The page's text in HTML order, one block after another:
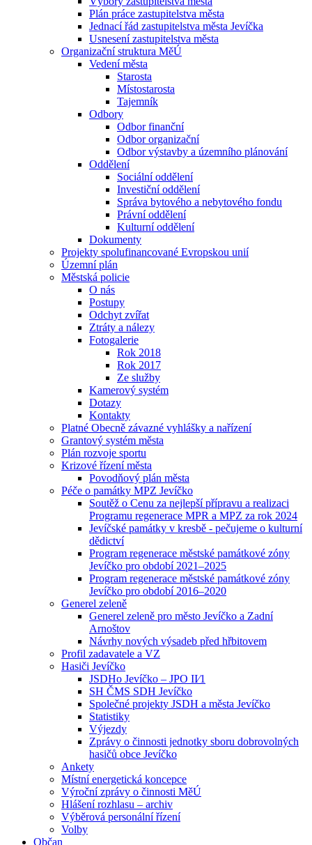
Plán práce zastupitelstva města
Jednací řád zastupitelstva města Jevíčka
Usnesení zastupitelstva města
Organizační struktura MěÚ
Vedení města
Starosta
Místostarosta
Tajemník
Odbory
Odbor finanční
Odbor organizační
Odbor výstavby a územního plánování
Oddělení
Sociální oddělení
Investiční oddělení
Správa bytového a nebytového fondu
Právní oddělení
Kulturní oddělení
Dokumenty
Projekty spolufinancované Evropskou unií
Územní plán
Městská policie
O nás
Postupy
Odchyt zvířat
Ztráty a nálezy
Fotogalerie
Rok 2018
Rok 2017
Ze služby
Kamerový systém
Dotazy
Kontakty
Platné Obecně závazné vyhlášky a nařízení
Grantový systém města
Plán rozvoje sportu
Krizové řízení města
Povodňový plán města
Péče o památky MPZ Jevíčko
Soutěž o Cenu za nejlepší přípravu a realizaci
Programu regenerace MPR a MPZ za rok 2024
Jevíčské památky v kresbě - pečujeme o kulturní
dědictví
Program regenerace městské památkové zóny
Jevíčko pro období 2021–2025
Program regenerace městské památkové zóny
Jevíčko pro období 2016–2020
Generel zeleně
Generel zeleně pro město Jevíčko a Zadní
Arnoštov
Návrhy nových výsadeb před hřbitovem
Profil zadavatele a VZ
Hasiči Jevíčko
JSDHo Jevíčko – JPO II⁄1
SH ČMS SDH Jevíčko
Společné projekty JSDH a města Jevíčko
Statistiky
Výjezdy
Zprávy o činnosti jednotky sboru dobrovolných
hasičů obce Jevíčko
Ankety
Místní energetická koncepce
Výroční zprávy o činnosti MěÚ
Hlášení rozhlasu – archiv
Výběrová personální řízení
Volby
Občan